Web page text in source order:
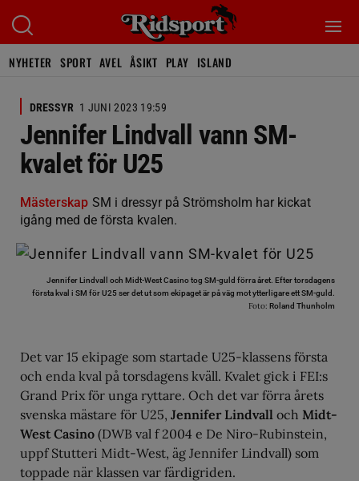
NYHETER SPORT AVEL ÅSIKT PLAY ISLAND
DRESSYR 1 JUNI 2023 19:59
Jennifer Lindvall vann SM-
kvalet för U25
Mästerskap SM i dressyr på Strömsholm har kickat
igång med de första kvalen.
Jennifer Lindvall och Midt-West Casino tog SM-guld förra året. Efter torsdagens
första kval i SM för U25 ser det ut som ekipaget är på väg mot ytterligare ett SM-guld.
Foto: Roland Thunholm
Det var 15 ekipage som startade U25-klassens första
och enda kval på torsdagens kväll. Kvalet gick i FEI:s
Grand Prix för unga ryttare. Och det var förra årets
svenska mästare för U25, Jennifer Lindvall och Midt-
West Casino (DWB val f 2004 e De Niro-Rubinstein,
uppf Stutteri Midt-West, äg Jennifer Lindvall) som
toppade när klassen var färdigriden.